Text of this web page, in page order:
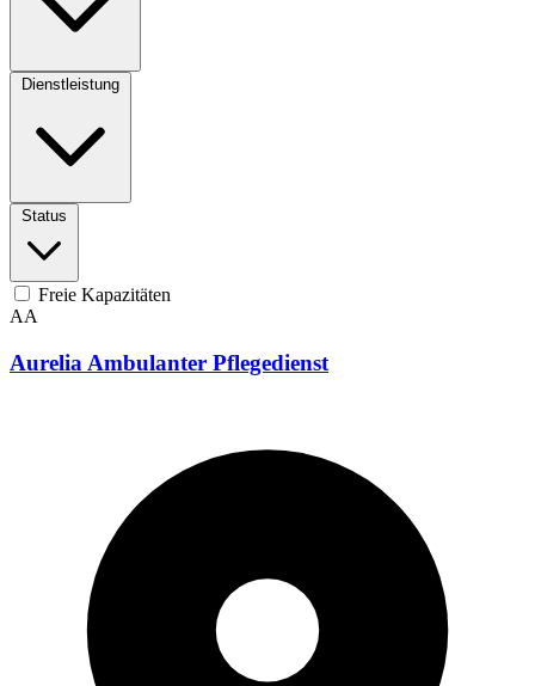
Dienstleistung
Status
Freie Kapazitäten
AA
Aurelia Ambulanter Pflegedienst